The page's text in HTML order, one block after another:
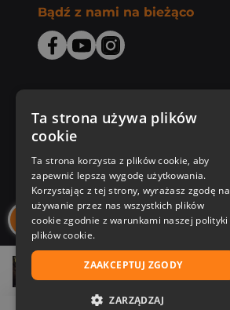
60,88 zł
Bądź z nami na bieżąco
Zakupy u nas
Nasza oferta
Nasi autorzy
Ta strona używa plików
cookie
Ta strona korzysta z plików cookie, aby
zapewnić lepszą wygodę użytkowania.
Korzystając z tej strony, wyrażasz zgodę na
używanie przez nas wszystkich plików
cookie zgodnie z warunkami naszej polityki
plików cookie.
ZAAKCEPTUJ ZGODY
ZARZĄDZAJ